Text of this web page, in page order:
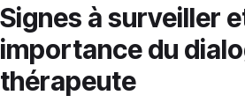
Signes à surveiller
importance du
thérapeute